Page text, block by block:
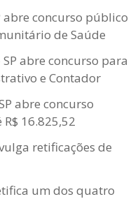
abre concurso público
de Saúde
abre concurso para
e Contador
abre concurso
16.825,52
retificações de
um dos quatro